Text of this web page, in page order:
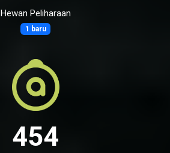
Hewan Peliharaan
1 baru
454